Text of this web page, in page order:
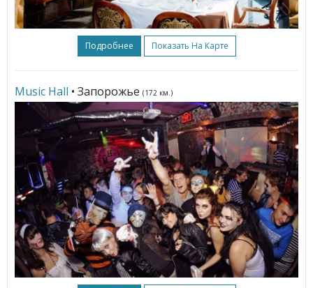
Подробнее Показать На Карте
Music Hall • Запорожье (172 км.)